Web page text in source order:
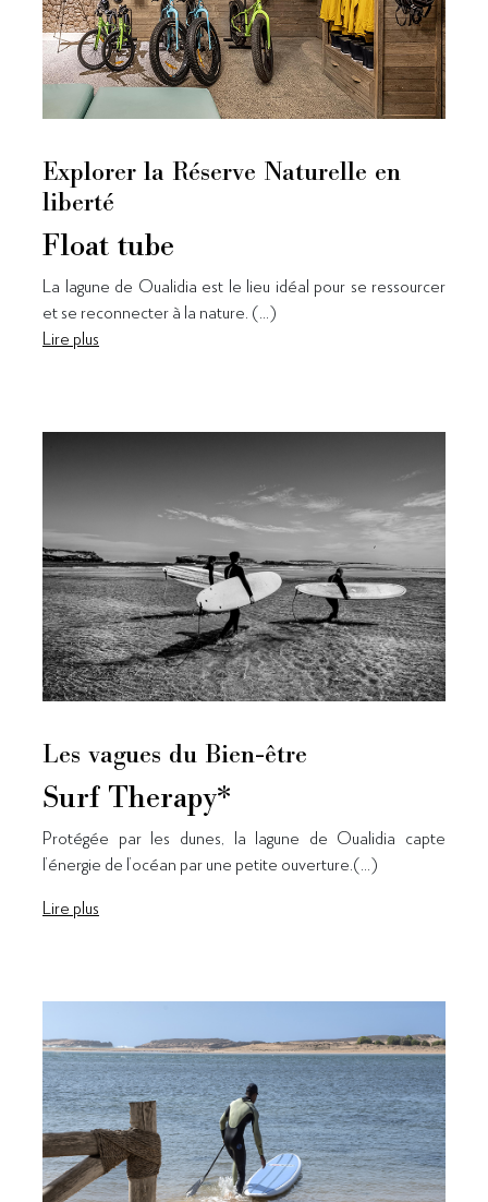
Explorer la Réserve Naturelle en
liberté
Float tube
La lagune de Oualidia est le lieu idéal pour se ressourcer
et se reconnecter à la nature. (...)
Lire plus
Les vagues du Bien-être
Surf Therapy*
Protégée par les dunes, la lagune de Oualidia capte
l’énergie de l’océan par une petite ouverture.(...)
Lire plus